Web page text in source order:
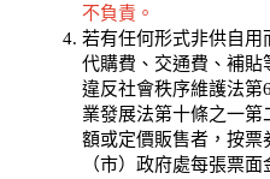
不負責。
若有任何形式非供自用
代購費、交通費、補貼
違反社會秩序維護法第
業發展法第十條之一
額或定價販售者，按票
（市）政府處每張票